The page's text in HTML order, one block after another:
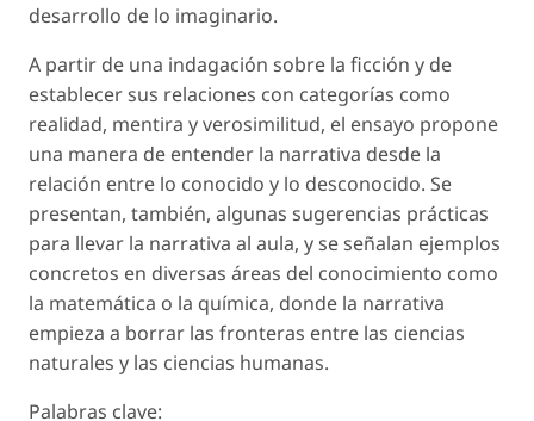
desarrollo de lo imaginario.
A partir de una indagación sobre la ficción y de
establecer sus relaciones con categorías como
realidad, mentira y verosimilitud, el ensayo propone
una manera de entender la narrativa desde la
relación entre lo conocido y lo desconocido. Se
presentan, también, algunas sugerencias prácticas
para llevar la narrativa al aula, y se señalan ejemplos
concretos en diversas áreas del conocimiento como
la matemática o la química, donde la narrativa
empieza a borrar las fronteras entre las ciencias
naturales y las ciencias humanas.
Palabras clave: